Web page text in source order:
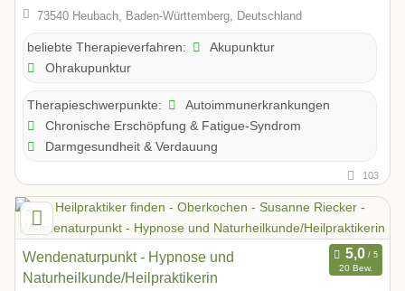
73540 Heubach, Baden-Württemberg, Deutschland
beliebte Therapieverfahren:
Akupunktur
Ohrakupunktur
Therapieschwerpunkte:
Autoimmunerkrankungen
Chronische Erschöpfung & Fatigue-Syndrom
Darmgesundheit & Verdauung
103
Wendenaturpunkt - Hypnose und
Naturheilkunde/Heilpraktikerin
20 Bew.